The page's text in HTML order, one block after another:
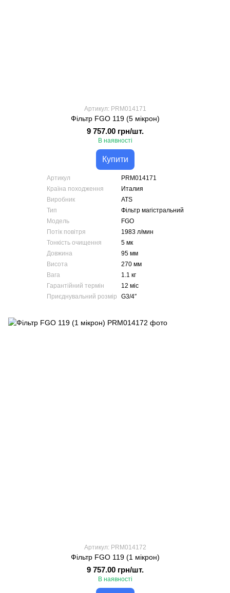
Артикул: PRM014171
Фільтр FGO 119 (5 мікрон)
9 757.00 грн/шт.
В наявності
Купити
Артикул
PRM014171
Країна походження
Италия
Виробник
ATS
Тип
Фільтр магістральний
Модель
FGO
Потік повітря
1983 л/мин
Тонкість очищення
5 мк
Довжина
95 мм
Висота
270 мм
Вага
1.1 кг
Гарантійний термін
12 міс
Приєднувальний розмір
G3/4″
Артикул: PRM014172
Фільтр FGO 119 (1 мікрон)
9 757.00 грн/шт.
В наявності